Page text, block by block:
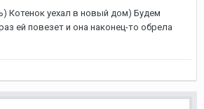
Котенок уехал в новый дом) Будем
ей повезет и она наконец-то обрела